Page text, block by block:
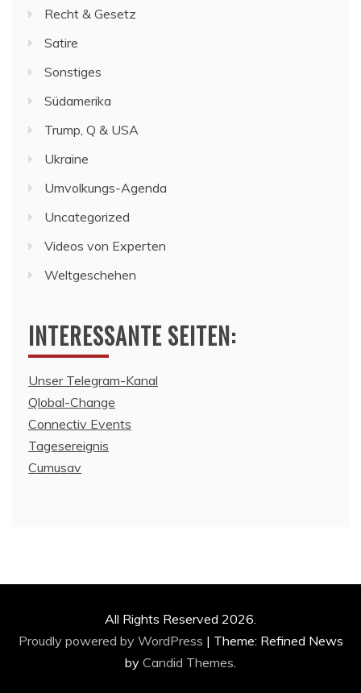
Recht & Gesetz
Satire
Sonstiges
Südamerika
Trump, Q & USA
Ukraine
Umvolkungs-Agenda
Uncategorized
Videos von Experten
Weltgeschehen
INTERESSANTE SEITEN:
Unser Telegram-Kanal
Qlobal-Change
Connectiv Events
Tagesereignis
Cumusav
All Rights Reserved 2026.
Proudly powered by WordPress | Theme: Refined News
by Candid Themes